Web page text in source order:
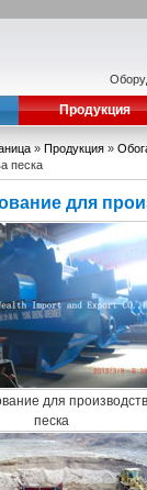
Продукция
» Продукция »
песка
для
для
песка